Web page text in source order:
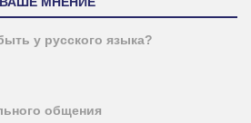
у русского языка?
общения